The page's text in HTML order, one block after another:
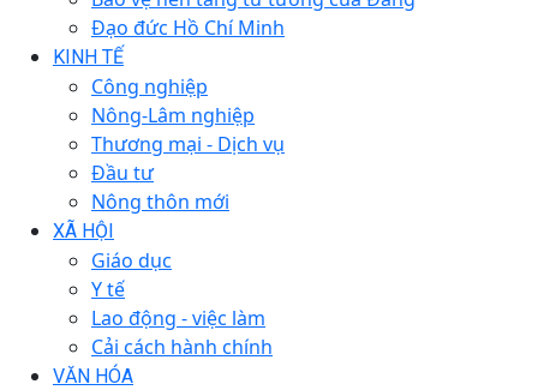
Đạo đức Hồ Chí Minh
KINH TẾ
Công nghiệp
Nông-Lâm nghiệp
Thương mại - Dịch vụ
Đầu tư
Nông thôn mới
XÃ HỘI
Giáo dục
Y tế
Lao động - việc làm
Cải cách hành chính
VĂN HÓA